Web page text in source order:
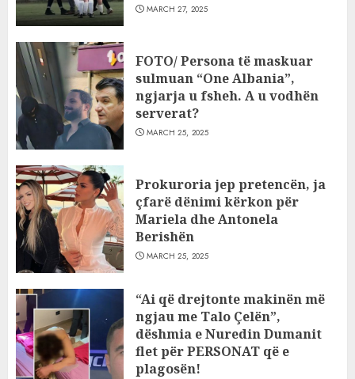
MARCH 27, 2025
FOTO/ Persona të maskuar
sulmuan “One Albania”,
ngjarja u fsheh. A u vodhën
serverat?
MARCH 25, 2025
Prokuroria jep pretencën, ja
çfarë dënimi kërkon për
Mariela dhe Antonela
Berishën
MARCH 25, 2025
“Ai që drejtonte makinën më
ngjau me Talo Çelën”,
dëshmia e Nuredin Dumanit
flet për PERSONAT që e
plagosën!